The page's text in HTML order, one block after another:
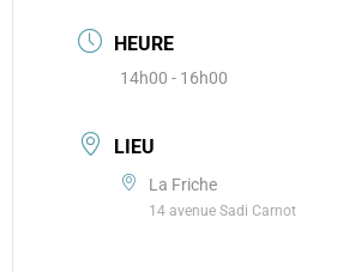
HEURE
14h00 - 16h00
LIEU
La Friche
14 avenue Sadi Carnot